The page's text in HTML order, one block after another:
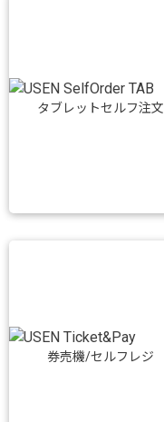
タブレットセルフ注文
券売機/セルフレジ